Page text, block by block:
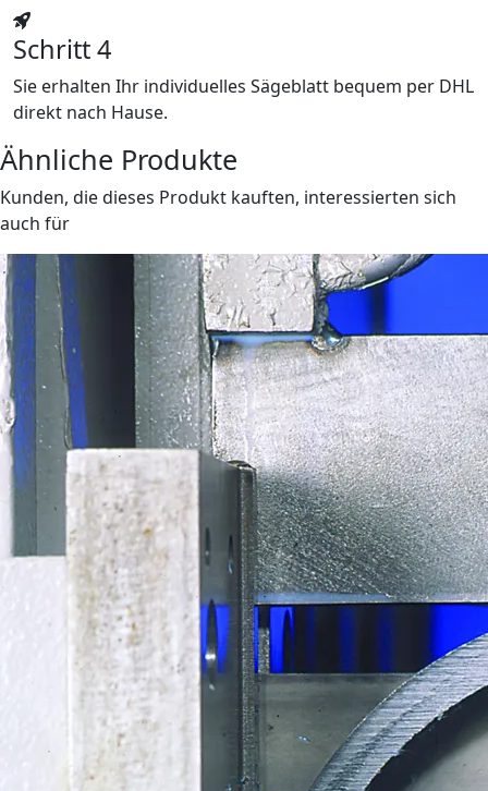
Schritt 4
Sie erhalten Ihr individuelles Sägeblatt bequem per DHL
direkt nach Hause.
Ähnliche Produkte
Kunden, die dieses Produkt kauften, interessierten sich
auch für